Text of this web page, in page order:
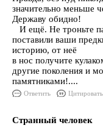
значительно меньше
Державу обидно!
И ещё. Не троньте
поставили ваши
историю, от неё
в нос получите
другие поколения и
памятниками!....
Ответить Цитировать
Странный человек